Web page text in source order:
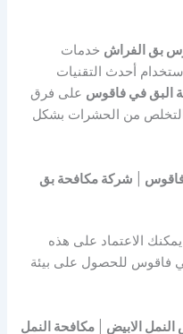
بق الفراش خدمات
أحدث التقنيات
البق في فاقوس على فرق
من الحشرات بشكل
شركة مكافحة بق
الاعتماد على هذه
في فاقوس للحصول على بيئة
الابيض |مكافحة النمل